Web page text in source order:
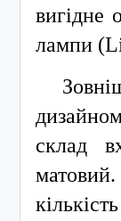
вигідне
лампи
склад